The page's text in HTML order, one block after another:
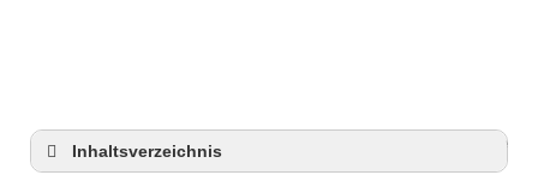
Anzeige
Inhaltsverzeichnis